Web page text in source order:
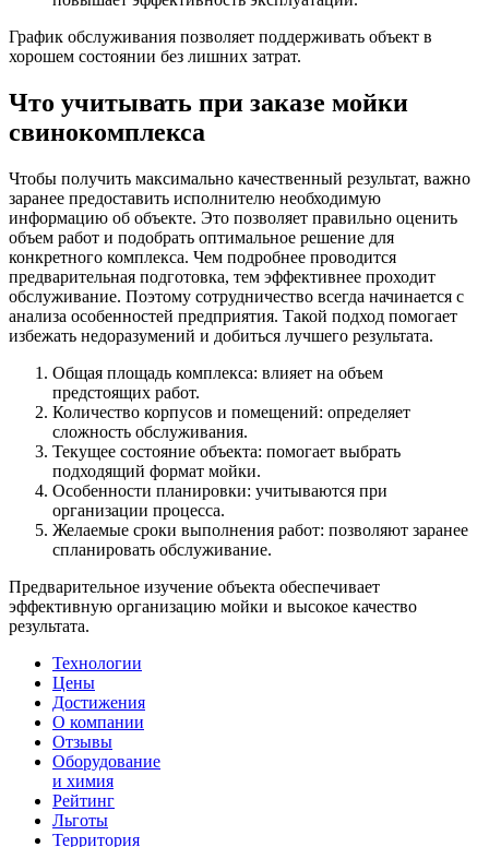
График обслуживания позволяет поддерживать объект в
хорошем состоянии без лишних затрат.
Что учитывать при заказе мойки
свинокомплекса
Чтобы получить максимально качественный результат, важно
заранее предоставить исполнителю необходимую
информацию об объекте. Это позволяет правильно оценить
объем работ и подобрать оптимальное решение для
конкретного комплекса. Чем подробнее проводится
предварительная подготовка, тем эффективнее проходит
обслуживание. Поэтому сотрудничество всегда начинается с
анализа особенностей предприятия. Такой подход помогает
избежать недоразумений и добиться лучшего результата.
Общая площадь комплекса: влияет на объем
предстоящих работ.
Количество корпусов и помещений: определяет
сложность обслуживания.
Текущее состояние объекта: помогает выбрать
подходящий формат мойки.
Особенности планировки: учитываются при
организации процесса.
Желаемые сроки выполнения работ: позволяют заранее
спланировать обслуживание.
Предварительное изучение объекта обеспечивает
эффективную организацию мойки и высокое качество
результата.
Технологии
Цены
Достижения
О компании
Отзывы
Оборудование
и химия
Рейтинг
Льготы
Территория